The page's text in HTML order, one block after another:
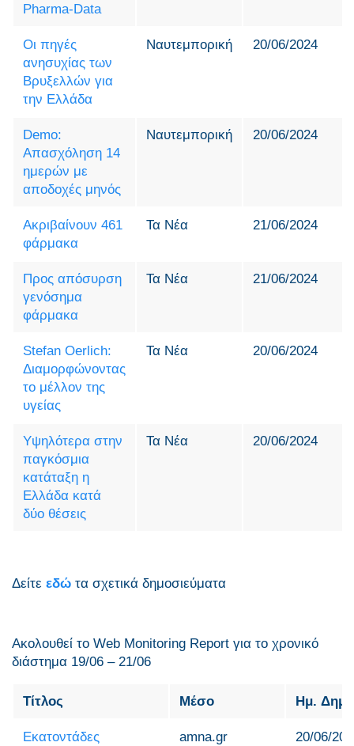
Pharma-Data
Οι πηγές
ανησυχίας των
Βρυξελλών για
την Ελλάδα
Ναυτεμπορική 20/06/2024
Demo:
Απασχόληση 14
ημερών με
αποδοχές μηνός
Ναυτεμπορική 20/06/2024
Ακριβαίνουν 461
φάρμακα
Τα Νέα 21/06/2024
Προς απόσυρση
γενόσημα
φάρμακα
Τα Νέα 21/06/2024
Stefan Oerlich:
Διαμορφώνοντας
το μέλλον της
υγείας
Τα Νέα 20/06/2024
Υψηλότερα στην
παγκόσμια
κατάταξη η
Ελλάδα κατά
δύο θέσεις
Τα Νέα 20/06/2024
Δείτε εδώ τα σχετικά δημοσιεύματα
Ακολουθεί το Web Monitoring Report για τo χρονικό
διάστημα 19/06 – 21/06
Τίτλος Μέσο Ημ.
Εκατοντάδες
amna.gr 20/06/